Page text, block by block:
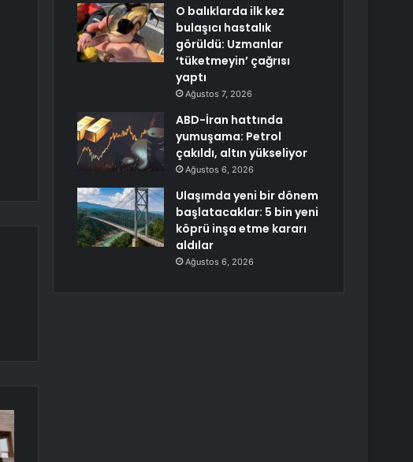
O balıklarda ilk kez
bulaşıcı hastalık
görüldü: Uzmanlar
‘tüketmeyin’ çağrısı
yaptı
Ağustos 7, 2026
ABD-İran hattında
yumuşama: Petrol
çakıldı, altın yükseliyor
Ağustos 6, 2026
Ulaşımda yeni bir dönem
başlatacaklar: 5 bin yeni
köprü inşa etme kararı
aldılar
Ağustos 6, 2026